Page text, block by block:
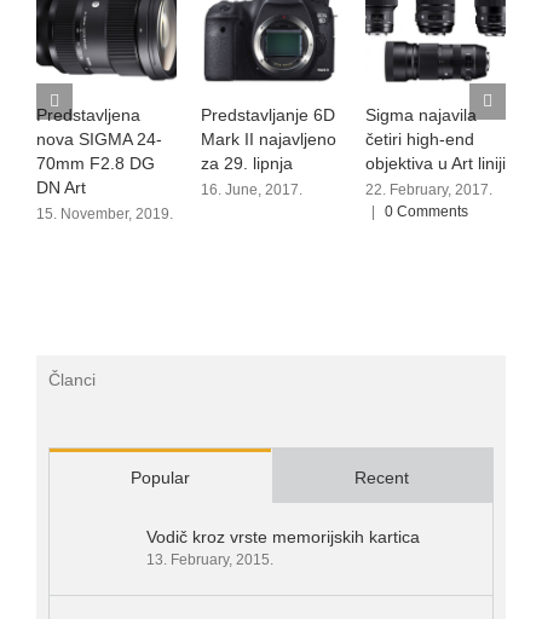
Predstavljena
nova SIGMA 24-
70mm F2.8 DG
DN Art
15. November, 2019.
Predstavljanje 6D
Mark II najavljeno
za 29. lipnja
16. June, 2017.
Sigma najavila
četiri high-end
objektiva u Art liniji
22. February, 2017.
0 Comments
Članci
Popular Recent
Vodič kroz vrste memorijskih kartica
13. February, 2015.